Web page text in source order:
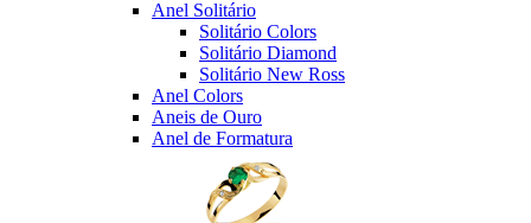
Anel Solitário
Solitário Colors
Solitário Diamond
Solitário New Ross
Anel Colors
Aneis de Ouro
Anel de Formatura